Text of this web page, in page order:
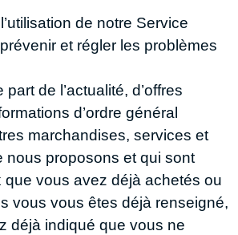
de notre Service
et régler les problèmes
de l’actualité, d’offres
d’ordre général
marchandises, services et
nous proposons et qui sont
que vous avez déjà achetés ou
vous vous êtes déjà renseigné,
déjà indiqué que vous ne